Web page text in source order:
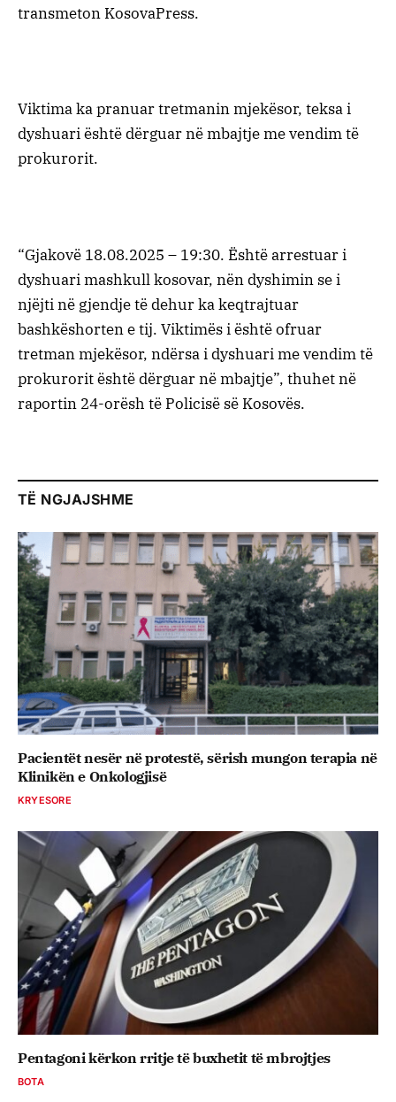
transmeton KosovaPress.
Viktima ka pranuar tretmanin mjekësor, teksa i
dyshuari është dërguar në mbajtje me vendim të
prokurorit.
“Gjakovë 18.08.2025 – 19:30. Është arrestuar i
dyshuari mashkull kosovar, nën dyshimin se i
njëjti në gjendje të dehur ka keqtrajtuar
bashkëshorten e tij. Viktimës i është ofruar
tretman mjekësor, ndërsa i dyshuari me vendim të
prokurorit është dërguar në mbajtje”, thuhet në
raportin 24-orësh të Policisë së Kosovës.
TË NGJAJSHME
Pacientët nesër në protestë, sërish mungon terapia në
Klinikën e Onkologjisë
KRYESORE
Pentagoni kërkon rritje të buxhetit të mbrojtjes
BOTA